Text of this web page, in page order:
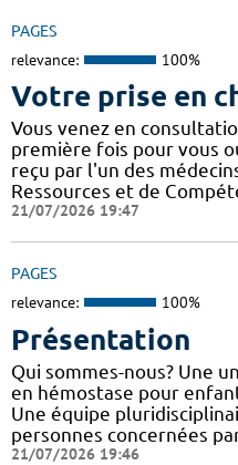
PAGES
relevance: 100%
Votre prise en
Vous venez en
première fois pour vous
reçu par l'un des
Ressources et de
21/07/2026 19:47
PAGES
relevance: 100%
Présentation
Qui sommes-nous? Une
en hémostase pour
Une équipe
personnes concernées
21/07/2026 19:46